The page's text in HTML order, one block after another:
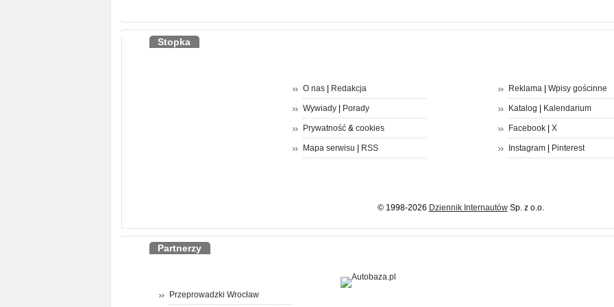
Stopka
O nas| Redakcja
Wywiady| Porady
Prywatność& cookies
Mapa serwisu RSS
Reklama| Wpisy gościnne
Katalog Kalendarium
Facebook| X
Instagram| Pinterest
© 1998-2026 Dziennik InternautówSp. z o.o.
Partnerzy
Przeprowadzki Wrocław